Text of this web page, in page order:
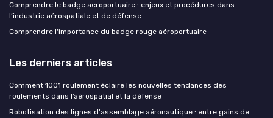
Comprendre le badge aeroportuaire : enjeux et procédures dans
l’industrie aérospatiale et de défense
Comprendre l'importance du badge rouge aéroportuaire
Les derniers articles
Comment 1001 roulement éclaire les nouvelles tendances des
roulements dans l’aérospatial et la défense
Robotisation des lignes d'assemblage aéronautique : entre gains de